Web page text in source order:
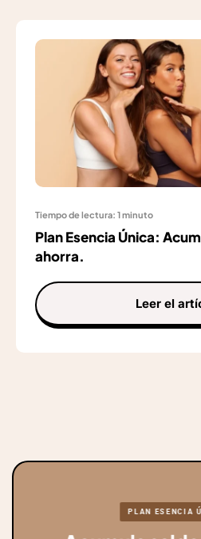
Tiempo de lectura: 1 minuto
Plan Esencia Única:
ahorra.
Leer el
PLAN ESENCIA